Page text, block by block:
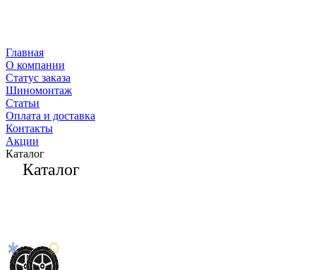
Главная
О компании
Статус заказа
Шиномонтаж
Статьи
Оплата и доставка
Контакты
Акции
Каталог
Каталог